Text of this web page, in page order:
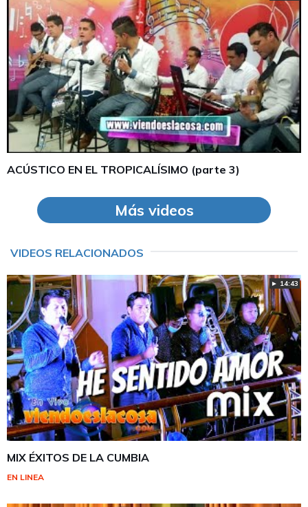
ACÚSTICO EN EL TROPICALÍSIMO (parte 3)
Más videos
VIDEOS RELACIONADOS
► 14:43
MIX ÉXITOS DE LA CUMBIA
EN LINEA